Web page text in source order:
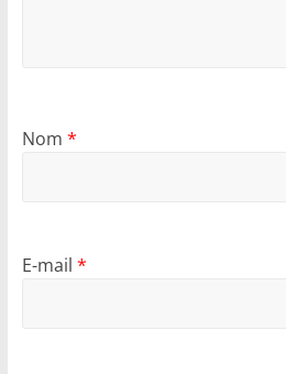
Nom *
E-mail *